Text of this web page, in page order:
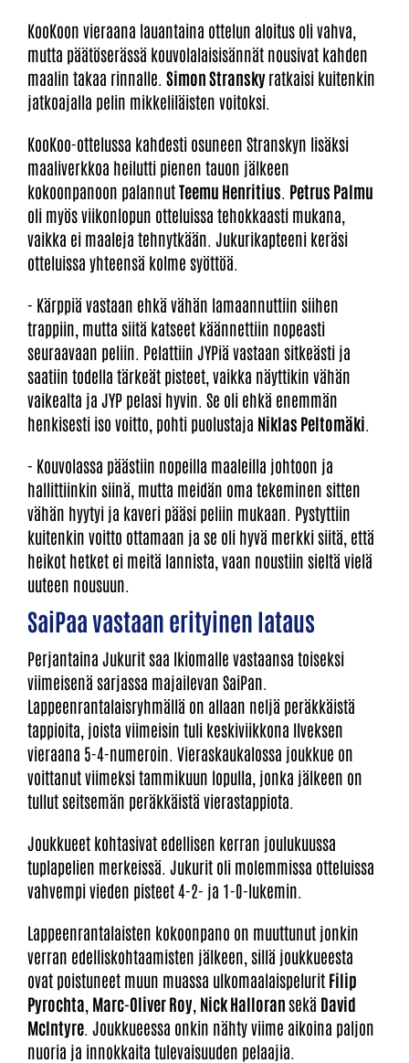
KooKoon vieraana lauantaina ottelun aloitus oli vahva,
mutta päätöserässä kouvolalaisisännät nousivat kahden
maalin takaa rinnalle. Simon Stranskyratkaisi kuitenkin
jatkoajalla pelin mikkeliläisten voitoksi.
KooKoo-ottelussa kahdesti osuneen Stranskyn lisäksi
maaliverkkoa heilutti pienen tauon jälkeen
kokoonpanoon palannutTeemu Henritius Petrus Palmu
oli myös viikonlopun otteluissa tehokkaasti mukana,
vaikka ei maaleja tehnytkään. Jukurikapteeni keräsi
otteluissa yhteensä kolme syöttöä.
- Kärppiä vastaan ehkä vähän lamaannuttiin siihen
trappiin, mutta siitä katseet käännettiin nopeasti
seuraavaan peliin. Pelattiin JYPiä vastaan sitkeästi ja
saatiin todella tärkeät pisteet, vaikka näyttikin vähän
vaikealta ja JYP pelasi hyvin. Se oli ehkä enemmän
henkisesti iso voitto, pohti puolustaja Niklas Peltomäki
- Kouvolassa päästiin nopeilla maaleilla johtoon ja
hallittiinkin siinä, mutta meidän oma tekeminen sitten
vähän hyytyi ja kaveri pääsi peliin mukaan. Pystyttiin
kuitenkin voitto ottamaan ja se oli hyvä merkki siitä, että
heikot hetket ei meitä lannista, vaan noustiin sieltä vielä
uuteen nousuun.
SaiPaa vastaan erityinen lataus
Perjantaina Jukurit saa Ikiomalle vastaansa toiseksi
viimeisenä sarjassa majailevan SaiPan.
Lappeenrantalaisryhmällä on allaan neljä peräkkäistä
tappioita, joista viimeisin tuli keskiviikkona Ilveksen
vieraana 5-4-numeroin. Vieraskaukalossa joukkue on
voittanut viimeksi tammikuun lopulla, jonka jälkeen on
tullut seitsemän peräkkäistä vierastappiota.
Joukkueet kohtasivat edellisen kerran joulukuussa
tuplapelien merkeissä. Jukurit oli molemmissa otteluissa
vahvempi vieden pisteet 4-2- ja 1-0-lukemin.
Lappeenrantalaisten kokoonpano on muuttunut jonkin
verran edelliskohtaamisten jälkeen, sillä joukkueesta
ovat poistuneet muun muassa ulkomaalaispelurit Filip
Pyrochta Marc-Oliver Roy Nick Halloransekä David
McIntyre . Joukkueessa onkin nähty viime aikoina paljon
nuoria ja innokkaita tulevaisuuden pelaajia.